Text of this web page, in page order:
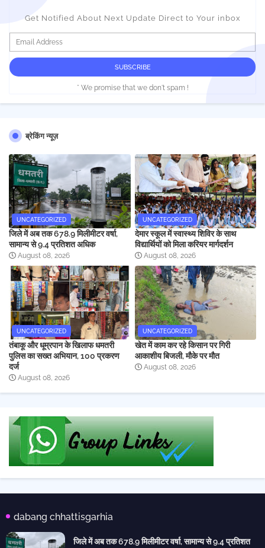
Get Notified About Next Update Direct to Your inbox
* We promise that we don't spam !
ब्रेकिंग न्यूज़
UNCATEGORIZED
जिले में अब तक 678.9 मिलीमीटर वर्षा,
सामान्य से 9.4 प्रतिशत अधिक
August 08, 2026
UNCATEGORIZED
देमार स्कूल में स्वास्थ्य शिविर के साथ
विद्यार्थियों को मिला करियर मार्गदर्शन
August 08, 2026
UNCATEGORIZED
तंबाकू और धूम्रपान के खिलाफ धमतरी
पुलिस का सख्त अभियान, 100 प्रकरण
दर्ज
August 08, 2026
UNCATEGORIZED
खेत में काम कर रहे किसान पर गिरी
आकाशीय बिजली, मौके पर मौत
August 08, 2026
dabang chhattisgarhia
जिले में अब तक 678.9 मिलीमीटर वर्षा, सामान्य से 9.4 प्रतिशत